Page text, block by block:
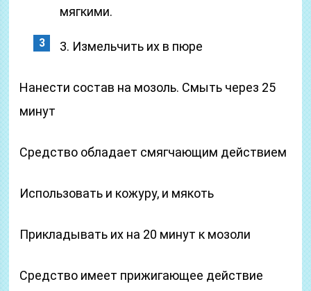
мягкими.
3. Измельчить их в пюре
Нанести состав на мозоль. Смыть через 25
минут
Средство обладает смягчающим действием
Использовать и кожуру, и мякоть
Прикладывать их на 20 минут к мозоли
Средство имеет прижигающее действие